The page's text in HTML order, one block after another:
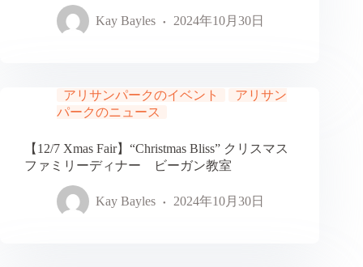
Kay Bayles 2024年10月30日
アリサンパークのイベント
アリサン
パークのニュース
【12/7 Xmas Fair】“Christmas Bliss” クリスマス
ファミリーディナー ビーガン教室
Kay Bayles 2024年10月30日